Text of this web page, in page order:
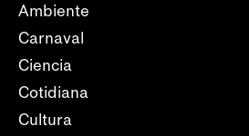
Ambiente
Carnaval
Ciencia
Cotidiana
Cultura